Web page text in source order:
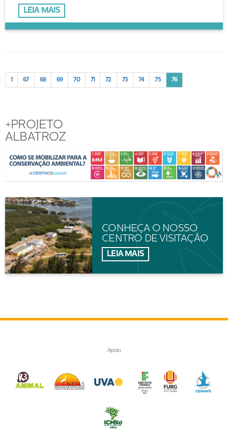
LEIA MAIS
1 67 68 69 70 71 72 73 74 75 76
+PROJETO
ALBATROZ
CONHEÇA O NOSSO
CENTRO DE VISITAÇÃO
LEIA MAIS
Apoio